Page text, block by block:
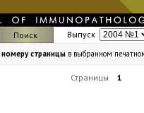
Поиск Выпуск
номеру страницы в выбранном
Страницы 1